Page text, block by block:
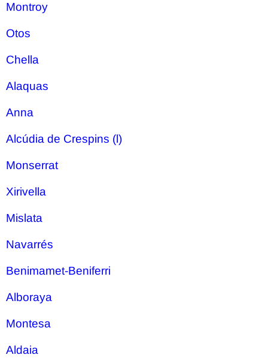
Montroy
Otos
Chella
Alaquas
Anna
Alcúdia de Crespins (l)
Monserrat
Xirivella
Mislata
Navarrés
Benimamet-Beniferri
Alboraya
Montesa
Aldaia